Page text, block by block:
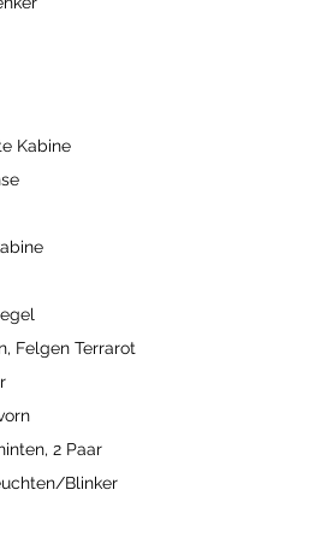
Kabine
Felgen Terrarot
2 Paar
Blinker